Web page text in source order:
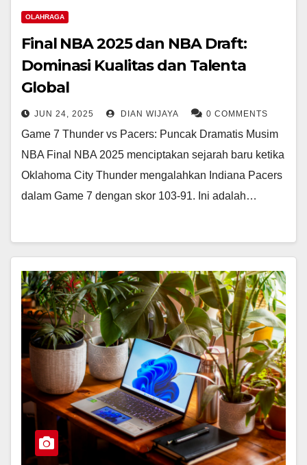
OLAHRAGA
Final NBA 2025 dan NBA Draft:
Dominasi Kualitas dan Talenta
Global
JUN 24, 2025 DIAN WIJAYA 0 COMMENTS
Game 7 Thunder vs Pacers: Puncak Dramatis Musim
NBA Final NBA 2025 menciptakan sejarah baru ketika
Oklahoma City Thunder mengalahkan Indiana Pacers
dalam Game 7 dengan skor 103-91. Ini adalah…